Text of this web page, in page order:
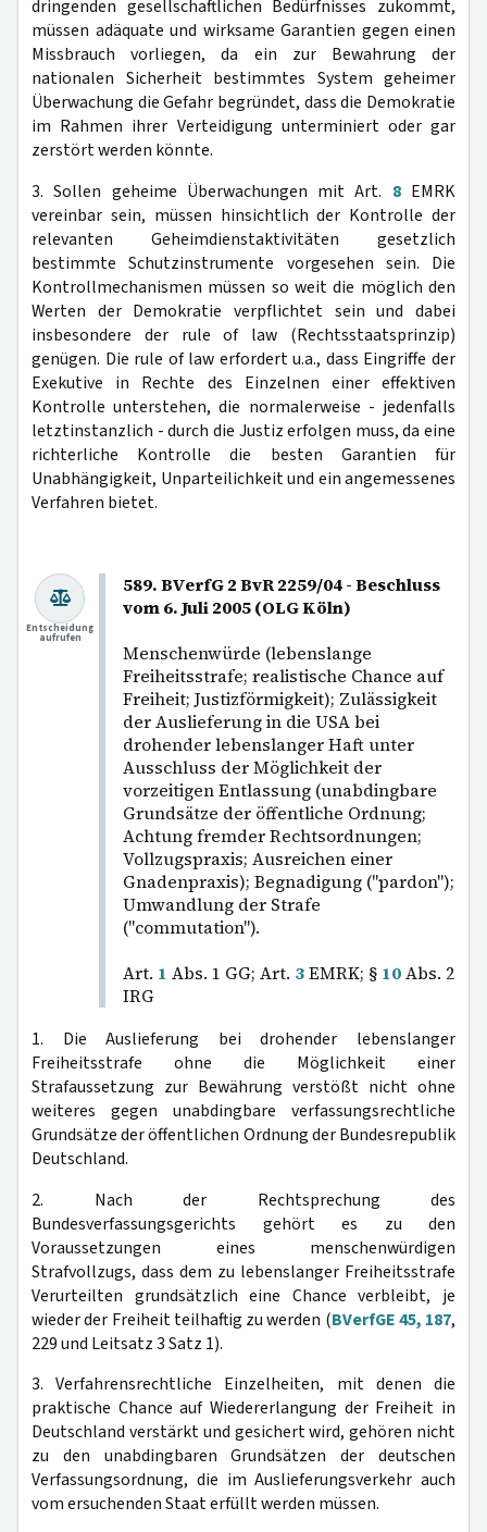
dringenden gesellschaftlichen Bedürfnisses zukommt,
müssen adäquate und wirksame Garantien gegen einen
Missbrauch vorliegen, da ein zur Bewahrung der
nationalen Sicherheit bestimmtes System geheimer
Überwachung die Gefahr begründet, dass die Demokratie
im Rahmen ihrer Verteidigung unterminiert oder gar
zerstört werden könnte.
3. Sollen geheime Überwachungen mit Art. 8EMRK
vereinbar sein, müssen hinsichtlich der Kontrolle der
relevanten Geheimdienstaktivitäten gesetzlich
bestimmte Schutzinstrumente vorgesehen sein. Die
Kontrollmechanismen müssen so weit die möglich den
Werten der Demokratie verpflichtet sein und dabei
insbesondere der rule of law (Rechtsstaatsprinzip)
genügen. Die rule of law erfordert u.a., dass Eingriffe der
Exekutive in Rechte des Einzelnen einer effektiven
Kontrolle unterstehen, die normalerweise - jedenfalls
letztinstanzlich - durch die Justiz erfolgen muss, da eine
richterliche Kontrolle die besten Garantien für
Unabhängigkeit, Unparteilichkeit und ein angemessenes
Verfahren bietet.
589. BVerfG 2 BvR 2259/04 - Beschluss
vom 6. Juli 2005 (OLG Köln)
Menschenwürde (lebenslange
Freiheitsstrafe; realistische Chance auf
Freiheit; Justizförmigkeit); Zulässigkeit
der Auslieferung in die USA bei
drohender lebenslanger Haft unter
Ausschluss der Möglichkeit der
vorzeitigen Entlassung (unabdingbare
Grundsätze der öffentliche Ordnung;
Achtung fremder Rechtsordnungen;
Vollzugspraxis; Ausreichen einer
Gnadenpraxis); Begnadigung ("pardon");
Umwandlung der Strafe
("commutation").
Art. 1 Abs. 1 GG; Art. 3EMRK; § 10Abs. 2
IRG
Entscheidung
aufrufen
1. Die Auslieferung bei drohender lebenslanger
Freiheitsstrafe ohne die Möglichkeit einer
Strafaussetzung zur Bewährung verstößt nicht ohne
weiteres gegen unabdingbare verfassungsrechtliche
Grundsätze der öffentlichen Ordnung der Bundesrepublik
Deutschland.
2. Nach der Rechtsprechung des
Bundesverfassungsgerichts gehört es zu den
Voraussetzungen eines menschenwürdigen
Strafvollzugs, dass dem zu lebenslanger Freiheitsstrafe
Verurteilten grundsätzlich eine Chance verbleibt, je
wieder der Freiheit teilhaftig zu werden (BVerfGE 45, 187,
229 und Leitsatz 3 Satz 1).
3. Verfahrensrechtliche Einzelheiten, mit denen die
praktische Chance auf Wiedererlangung der Freiheit in
Deutschland verstärkt und gesichert wird, gehören nicht
zu den unabdingbaren Grundsätzen der deutschen
Verfassungsordnung, die im Auslieferungsverkehr auch
vom ersuchenden Staat erfüllt werden müssen.